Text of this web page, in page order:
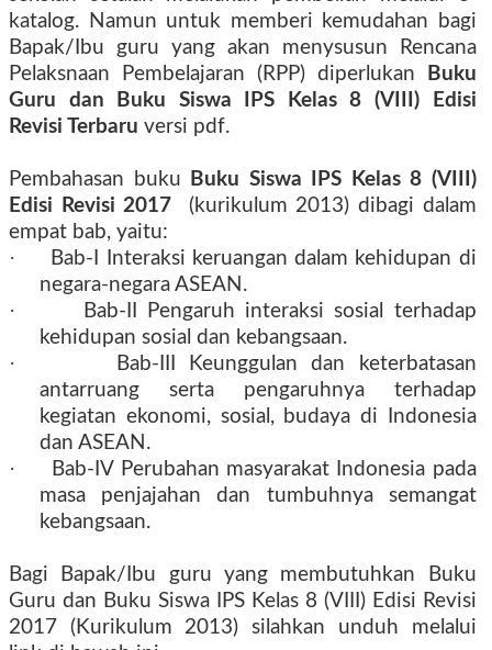
katalog. Namun untuk memberi kemudahan bagi
Bapak/Ibu guru yang akan menysusun Rencana
Pelaksnaan Pembelajaran (RPP) diperlukan
Buku
Guru dan Buku Siswa IPS Kelas 8 (VIII) Edisi
Revisi Terbaru versi pdf.
Pembahasan buku
Buku Siswa IPS Kelas 8 (VIII)
Edisi Revisi 2017 (kurikulum 2013) dibagi dalam
empat bab, yaitu:
·
Bab-I Interaksi keruangan dalam kehidupan di
negara-negara ASEAN.
·
Bab-II Pengaruh interaksi sosial terhadap
kehidupan sosial dan kebangsaan.
·
Bab-III Keunggulan dan keterbatasan
antarruang serta pengaruhnya terhadap
kegiatan ekonomi, sosial, budaya di Indonesia
dan ASEAN.
·
Bab-IV Perubahan masyarakat Indonesia pada
masa penjajahan dan tumbuhnya semangat
kebangsaan.
Bagi Bapak/Ibu guru yang membutuhkan Buku
Guru dan Buku Siswa IPS Kelas 8 (VIII) Edisi Revisi
2017 (Kurikulum 2013) silahkan unduh melalui